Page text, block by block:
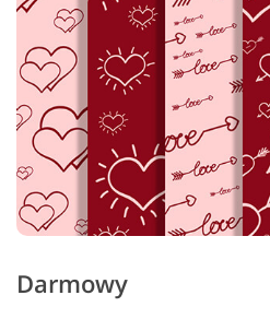
Darmowy